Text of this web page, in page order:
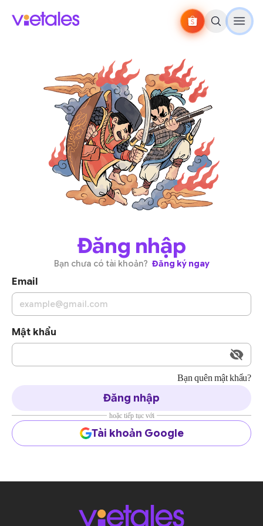
Đăng nhập
Bạn chưa có tài khoản? Đăng ký ngay
Email
Mật khẩu
Bạn quên mật khẩu?
Đăng nhập
hoặc tiếp tục với
Tài khoản Google